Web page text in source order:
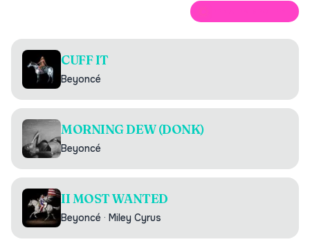
CUFF IT
Beyoncé
MORNING DEW (DONK)
Beyoncé
II MOST WANTED
Beyoncé · Miley Cyrus